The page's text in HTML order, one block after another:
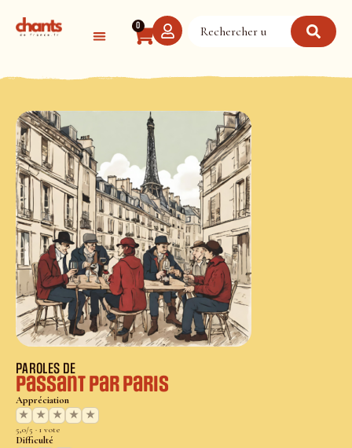
0
PAROLES DE
Passant par Paris
Appréciation
★
★ ★ ★ ★
5,0/5 · 1 vote
Difficulté